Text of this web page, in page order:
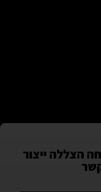
הצללה ייצור